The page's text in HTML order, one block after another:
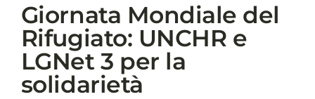
Giornata Mondiale del
Rifugiato: UNCHR e
LGNet 3 per la
solidarietà